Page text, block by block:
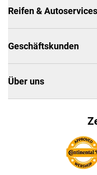
Reifen & Autoservices
Geschäftskunden
Über uns